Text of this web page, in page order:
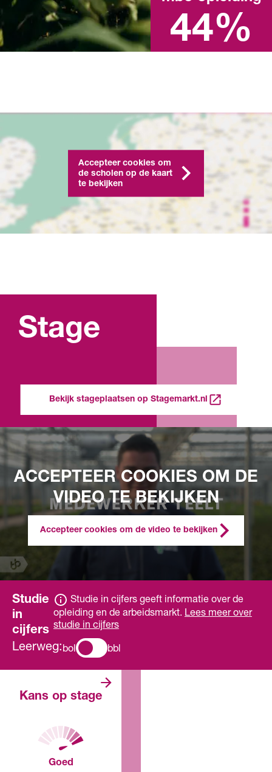
44%
diploma in het afgelopen
schooljaar
Accepteer cookies om
de scholen op de kaart
te bekijken
Stage
Bekijk stageplaatsen op Stagemarkt.nl
ACCEPTEER COOKIES OM DE
VIDEO TE BEKIJKEN
Accepteer cookies om de video te bekijken
Studie
in
cijfers
Studie in cijfers geeft informatie over de
opleiding en de arbeidsmarkt. Lees meer over
studie in cijfers
Leerweg: bol bbl
Kans op stage
Goed
stageplaatsen. De
stage vindt.